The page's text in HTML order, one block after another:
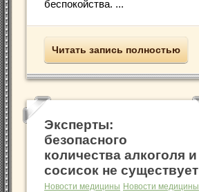
беспокойства. ...
Читать запись полностью
Эксперты:
безопасного
количества алкоголя и
сосисок не существует
Новости медицины Новости медицины